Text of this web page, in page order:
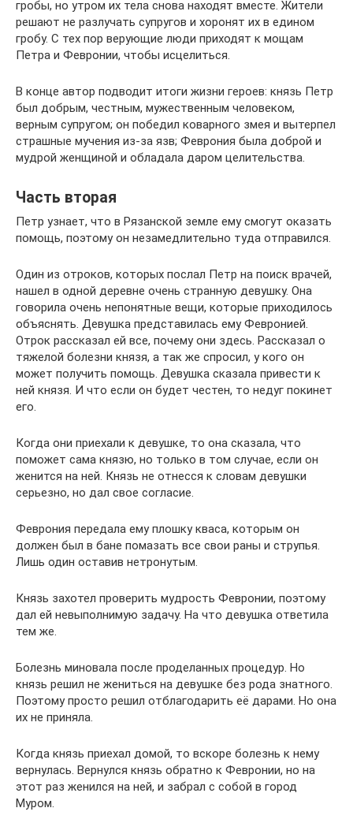
гробы, но утром их тела снова находят вместе. Жители
решают не разлучать супругов и хоронят их в едином
гробу. С тех пор верующие люди приходят к мощам
Петра и Февронии, чтобы исцелиться.
В конце автор подводит итоги жизни героев: князь Петр
был добрым, честным, мужественным человеком,
верным супругом; он победил коварного змея и вытерпел
страшные мучения из-за язв; Феврония была доброй и
мудрой женщиной и обладала даром целительства.
Часть вторая
Петр узнает, что в Рязанской земле ему смогут оказать
помощь, поэтому он незамедлительно туда отправился.
Один из отроков, которых послал Петр на поиск врачей,
нашел в одной деревне очень странную девушку. Она
говорила очень непонятные вещи, которые приходилось
объяснять. Девушка представилась ему Февронией.
Отрок рассказал ей все, почему они здесь. Рассказал о
тяжелой болезни князя, а так же спросил, у кого он
может получить помощь. Девушка сказала привести к
ней князя. И что если он будет честен, то недуг покинет
его.
Когда они приехали к девушке, то она сказала, что
поможет сама князю, но только в том случае, если он
женится на ней. Князь не отнесся к словам девушки
серьезно, но дал свое согласие.
Феврония передала ему плошку кваса, которым он
должен был в бане помазать все свои раны и струпья.
Лишь один оставив нетронутым.
Князь захотел проверить мудрость Февронии, поэтому
дал ей невыполнимую задачу. На что девушка ответила
тем же.
Болезнь миновала после проделанных процедур. Но
князь решил не жениться на девушке без рода знатного.
Поэтому просто решил отблагодарить её дарами. Но она
их не приняла.
Когда князь приехал домой, то вскоре болезнь к нему
вернулась. Вернулся князь обратно к Февронии, но на
этот раз женился на ней, и забрал с собой в город
Муром.